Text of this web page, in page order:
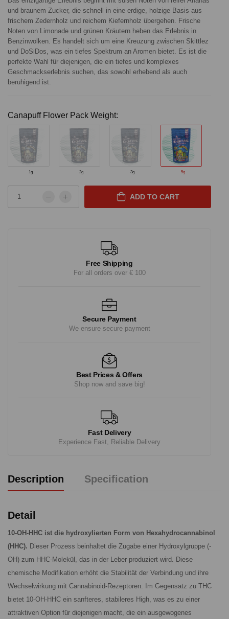
und braunem Zucker, die schnell in eine erdige, holzige Basis aus
frischem Zedernholz und reichem Kiefernholz übergehen. Frische
Noten von Limonade und grünen Kräutern heben das Erlebnis in
Benzinwolken. Es handelt sich um eine Kreuzung zwischen Skittlez
und DoSiDos, was ein tiefes Spektrum an Aromen bietet. Es ist die
perfekte Wahl für diejenigen, die ein tiefes und komplexes
Geschmackserlebnis suchen, das sowohl erhebend als auch
beruhigend ist.
Canapuff Flower Pack Weight:
1g 2g 3g 5g
ADD TO CART
Free Shipping
For all orders over € 100
Secure Payment
We ensure secure payment
Best Prices & Offers
Shop now and save big!
Fast Delivery
Experience Fast, Reliable Delivery
Description Specification
Detail
10-OH-HHC ist die hydroxylierten Form von Hexahydrocannabinol
(HHC). Dieser Prozess beinhaltet die Zugabe einer Hydroxylgruppe (-
OH) zum HHC-Molekül, das in der Leber produziert wird. Diese
chemische Modifikation erhöht die Stabilität der Verbindung und ihre
Wechselwirkung mit Cannabinoid-Rezeptoren. Im Gegensatz zu THC
bietet 10-OH-HHC ein sanfteres, stabileres High, was es zu einer
attraktiven Option für diejenigen macht, die ein ausgewogenes